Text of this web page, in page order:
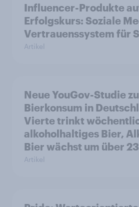
Influencer-Produkte
Erfolgskurs: Soziale
Vertrauenssystem für
Artikel
Neue YouGov-Studie
Bierkonsum in
Vierte trinkt
alkoholhaltiges Bier,
Bier wächst um über
Artikel